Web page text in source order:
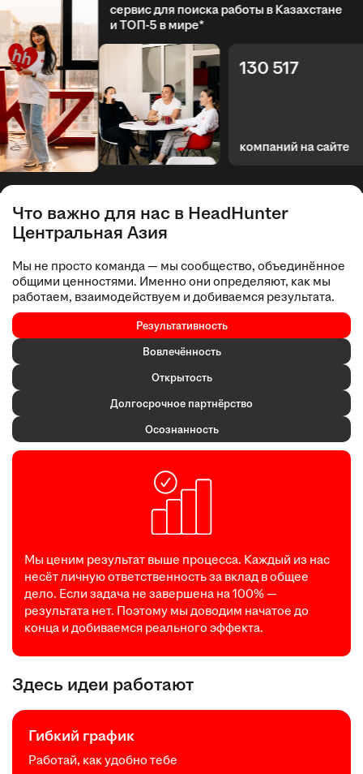
сервис для поиска работы в Казахстане
и ТОП-5 в мире*
130 517
компаний на сайте
Что важно для нас в HeadHunter
Центральная Азия
Мы не просто команда — мы сообщество, объединённое
общими ценностями. Именно они определяют, как мы
работаем, взаимодействуем и добиваемся результата.
Результативность
Вовлечённость
Открытость
Долгосрочное партнёрство
Осознанность
Мы ценим результат выше процесса. Каждый из нас
несёт личную ответственность за вклад в общее
дело. Если задача не завершена на 100% —
результата нет. Поэтому мы доводим начатое до
конца и добиваемся реального эффекта.
Здесь идеи работают
Гибкий график
Работай, как удобно тебе